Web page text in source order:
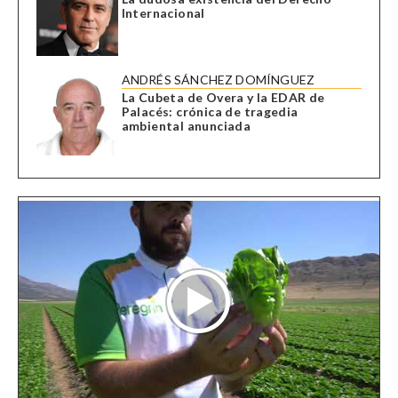
Internacional
ANDRÉS SÁNCHEZ DOMÍNGUEZ
La Cubeta de Overa y la EDAR de
Palacés: crónica de tragedia
ambiental anunciada